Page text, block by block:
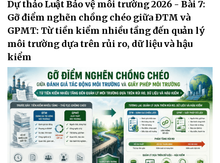
Dự thảo Luật Bảo vệ môi trường 2026 - Bài 7:
Gỡ điểm nghẽn chồng chéo giữa ĐTM và
GPMT: Từ tiền kiểm nhiều tầng đến quản lý
môi trường dựa trên rủi ro, dữ liệu và hậu
kiểm